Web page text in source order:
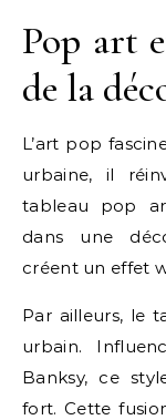
Pop art
de la
L’art pop
urbaine, il
tableau pop
dans une
créent un effet
Par ailleurs, le
urbain.
Banksy, ce
fort. Cette